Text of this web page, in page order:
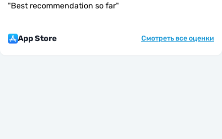
"Best recommendation so far"
App Store Смотреть все оценки